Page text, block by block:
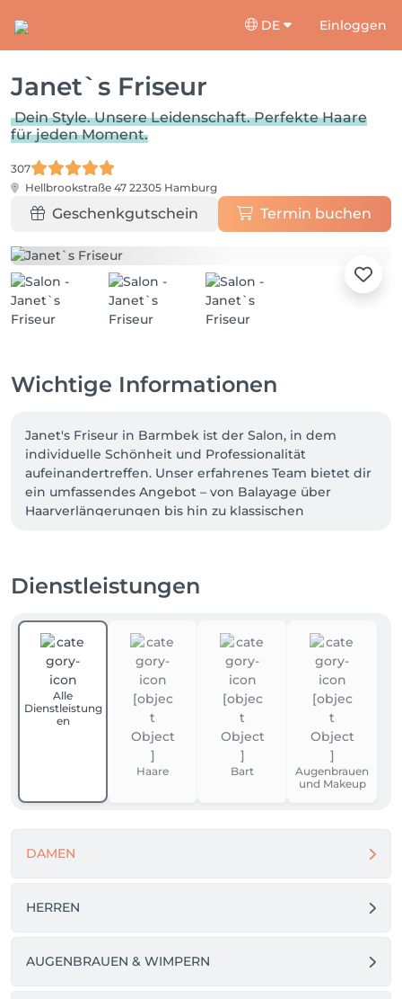
DE Einloggen
Janet`s Friseur
Dein Style. Unsere Leidenschaft. Perfekte Haare
für jeden Moment.
307
Hellbrookstraße 47 22305 Hamburg
Geschenkgutschein Termin buchen
Wichtige Informationen
Janet's Friseur in Barmbek ist der Salon, in dem
individuelle Schönheit und Professionalität
aufeinandertreffen. Unser erfahrenes Team bietet dir
ein umfassendes Angebot – von Balayage über
Haarverlängerungen bis hin zu klassischen
Wünsche optimal umzusetzen.
Dienstleistungen
Alle
Dienstleistung
en
Haare Bart
Augenbrauen
und Makeup
DAMEN
HERREN
AUGENBRAUEN & WIMPERN